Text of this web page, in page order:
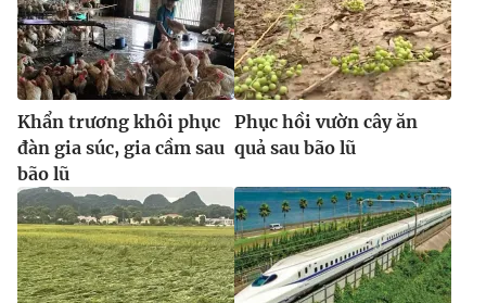
Khẩn trương khôi phục
đàn gia súc, gia cầm sau
bão lũ
Phục hồi vườn cây ăn
quả sau bão lũ